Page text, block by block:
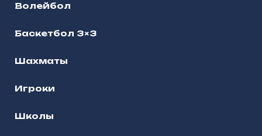
Волейбол
Баскетбол 3×3
Шахматы
Игроки
Школы